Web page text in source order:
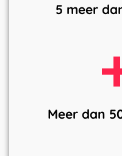
5 meer
Meer dan